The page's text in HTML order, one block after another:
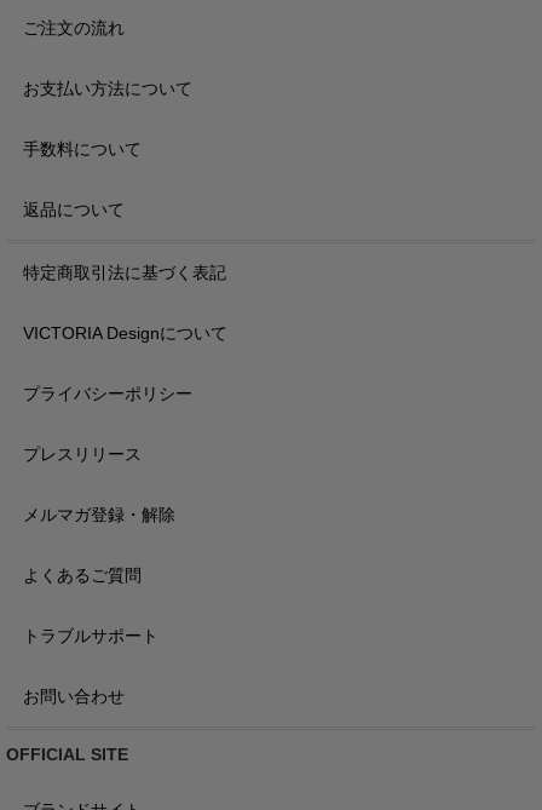
ご注文の流れ
お支払い方法について
手数料について
返品について
特定商取引法に基づく表記
VICTORIA Designについて
プライバシーポリシー
プレスリリース
メルマガ登録・解除
よくあるご質問
トラブルサポート
お問い合わせ
OFFICIAL SITE